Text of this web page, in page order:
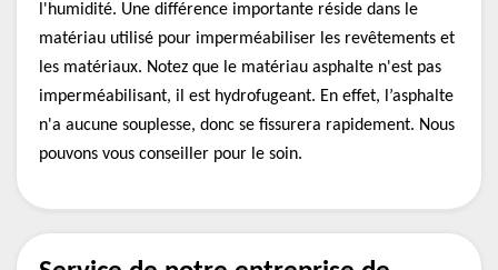
l'humidité. Une différence importante réside dans le
matériau utilisé pour imperméabiliser les revêtements et
les matériaux. Notez que le matériau asphalte n'est pas
imperméabilisant, il est hydrofugeant. En effet, l’asphalte
n'a aucune souplesse, donc se fissurera rapidement. Nous
pouvons vous conseiller pour le soin.